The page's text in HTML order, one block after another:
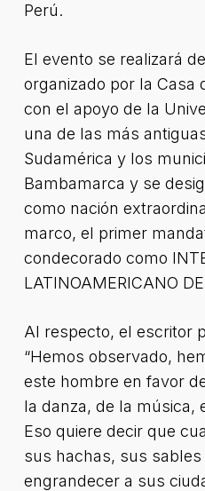
Perú.
El evento se realizará
organizado por la Casa
con el apoyo de la
una de las más
Sudamérica y los
Bambamarca y se
como nación
marco, el primer
condecorado como
LATINOAMERICANO
Al respecto, el escritor
“Hemos observado,
este hombre en favor
la danza, de la música,
Eso quiere decir que
sus hachas, sus
engrandecer a sus